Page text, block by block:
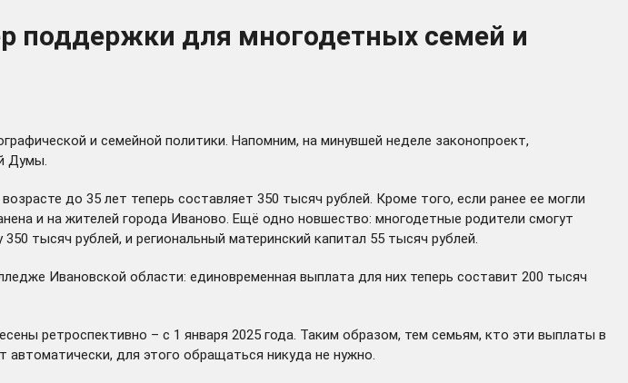
поддержки для многодетных семей и
и семейной политики. Напомним, на минувшей неделе законопроект,
Думы.
до 35 лет теперь составляет 350 тысяч рублей. Кроме того, если ранее ее могли
и на жителей города Иваново. Ещё одно новшество: многодетные родители смогут
тысяч рублей, и региональный материнский капитал 55 тысяч рублей.
Ивановской области: единовременная выплата для них теперь составит 200 тысяч
ретроспективно – с 1 января 2025 года. Таким образом, тем семьям, кто эти выплаты в
для этого обращаться никуда не нужно.